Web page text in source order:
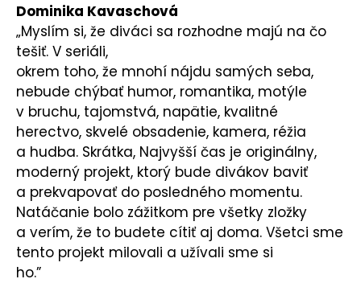
Dominika Kavaschová
„Myslím si, že diváci sa rozhodne majú na čo
tešiť. V seriáli,
okrem toho, že mnohí nájdu samých seba,
nebude chýbať humor, romantika, motýle
v bruchu, tajomstvá, napätie, kvalitné
herectvo, skvelé obsadenie, kamera, réžia
a hudba. Skrátka, Najvyšší čas je originálny,
moderný projekt, ktorý bude divákov baviť
a prekvapovať do posledného momentu.
Natáčanie bolo zážitkom pre všetky zložky
a verím, že to budete cítiť aj doma. Všetci sme
tento projekt milovali a užívali sme si
ho.”